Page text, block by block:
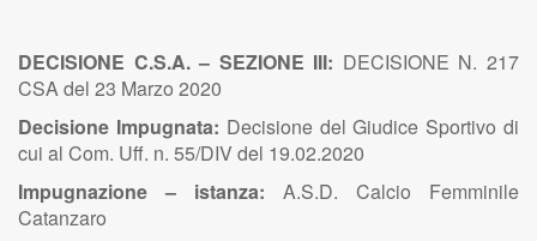
DECISIONE C.S.A. – SEZIONE III: DECISIONE N. 217
CSA del 23 Marzo 2020
Decisione Impugnata: Decisione del Giudice Sportivo di
cui al Com. Uff. n. 55/DIV del 19.02.2020
Impugnazione – istanza: A.S.D. Calcio Femminile
Catanzaro